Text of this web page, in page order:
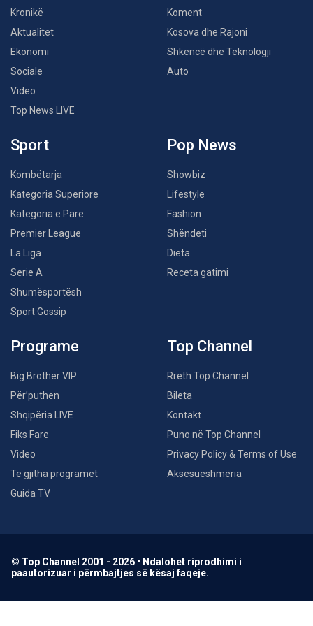
Kronikë
Aktualitet
Ekonomi
Sociale
Video
Top News LIVE
Koment
Kosova dhe Rajoni
Shkencë dhe Teknologji
Auto
Sport
Kombëtarja
Kategoria Superiore
Kategoria e Parë
Premier League
La Liga
Serie A
Shumësportësh
Sport Gossip
Pop News
Showbiz
Lifestyle
Fashion
Shëndeti
Dieta
Receta gatimi
Programe
Big Brother VIP
Për’puthen
Shqipëria LIVE
Fiks Fare
Video
Të gjitha programet
Guida TV
Top Channel
Rreth Top Channel
Bileta
Kontakt
Puno në Top Channel
Privacy Policy & Terms of Use
Aksesueshmëria
© Top Channel 2001 - 2026 • Ndalohet riprodhimi i
paautorizuar i përmbajtjes së kësaj faqeje.